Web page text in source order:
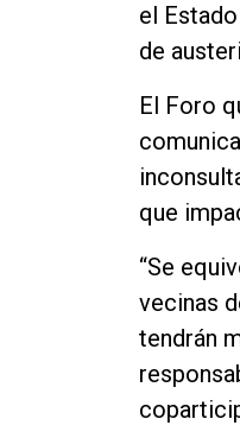
el
de
El Foro
que
“Se
vecinas
tendrán